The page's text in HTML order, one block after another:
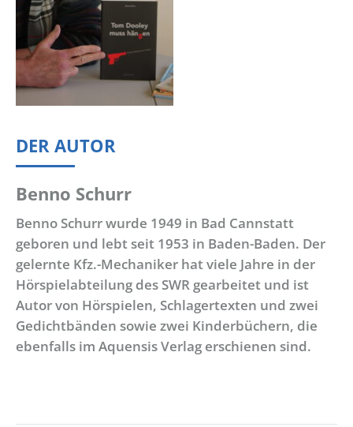
DER AUTOR
Benno Schurr
Benno Schurr wurde 1949 in Bad Cannstatt
geboren und lebt seit 1953 in Baden-Baden. Der
gelernte Kfz.-Mechaniker hat viele Jahre in der
Hörspielabteilung des SWR gearbeitet und ist
Autor von Hörspielen, Schlagertexten und zwei
Gedichtbänden sowie zwei Kinderbüchern, die
ebenfalls im Aquensis Verlag erschienen sind.